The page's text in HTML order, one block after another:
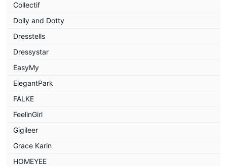
Collectif
Dolly and Dotty
Dresstells
Dressystar
EasyMy
ElegantPark
FALKE
FeelinGirl
Gigileer
Grace Karin
HOMEYEE